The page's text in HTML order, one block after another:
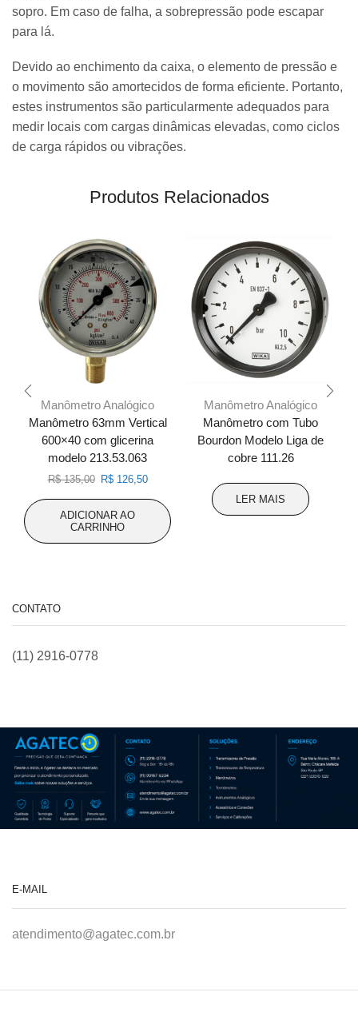
sopro. Em caso de falha, a sobrepressão pode escapar
para lá.
Devido ao enchimento da caixa, o elemento de pressão e
o movimento são amortecidos de forma eficiente. Portanto,
estes instrumentos são particularmente adequados para
medir locais com cargas dinâmicas elevadas, como ciclos
de carga rápidos ou vibrações.
Produtos Relacionados
Manômetro Analógico
Manômetro 63mm Vertical
600×40 com glicerina
modelo 213.53.063
R$135,00 O
original
era:
R$126,50O
atual
R$ 126,50.
ADICIONAR AO
CARRINHO
Manômetro Analógico
Manômetro com Tubo
Bourdon Modelo Liga de
cobre 111.26
LER MAIS
CONTATO
(11) 2916-0778
E-MAIL
atendimento@agatec.com.br